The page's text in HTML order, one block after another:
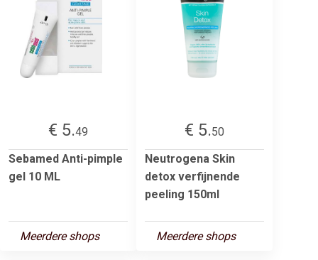
€ 5.49
Sebamed Anti-pimple
gel 10 ML
Meerdere shops
€ 5.50
Neutrogena Skin
detox verfijnende
peeling 150ml
Meerdere shops